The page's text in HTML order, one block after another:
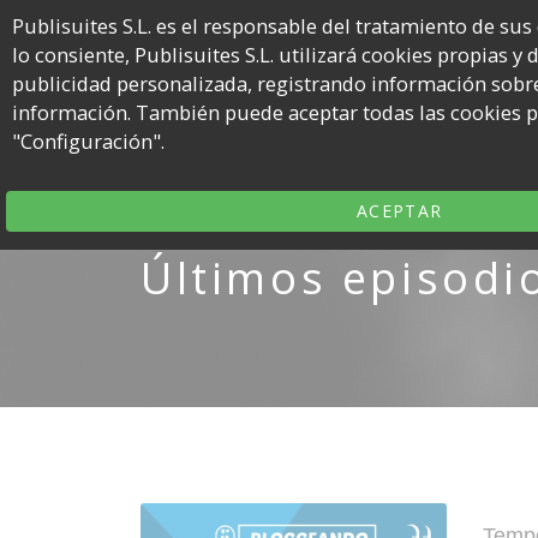
El
podcast
para
bloggers
Últimos
Publisuites S.L. es el responsable del tratamiento de
lo consiente, Publisuites S.L. utilizará cookies propias
publicidad personalizada, registrando información
información. También puede aceptar todas las cookies
"Configuración".
ACEPTAR